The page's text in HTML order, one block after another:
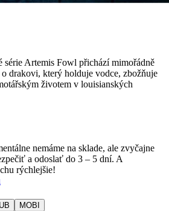
série Artemis Fowl přichází mimořádně
drakovi, který holduje vodce, zbožňuje
životem v louisianských
nemáme na sklade, ale zvyčajne
a odoslať do 3 – 5 dní. A
rýchlejšie!
MOBI